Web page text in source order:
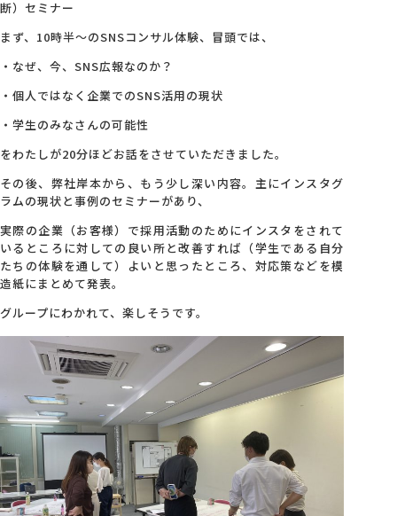
お問い合わせ
断）セミナー
まず、10時半～のSNSコンサル体験、冒頭では、
・なぜ、今、SNS広報なのか？
・個人ではなく企業でのSNS活用の現状
・学生のみなさんの可能性
をわたしが20分ほどお話をさせていただきました。
その後、弊社岸本から、もう少し深い内容。主にインスタグ
ラムの現状と事例のセミナーがあり、
実際の企業（お客様）で採用活動のためにインスタをされて
いるところに対しての良い所と改善すれば（学生である自分
たちの体験を通して）よいと思ったところ、対応策などを模
造紙にまとめて発表。
グループにわかれて、楽しそうです。